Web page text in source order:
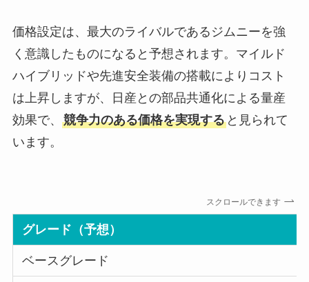
価格設定は、最大のライバルであるジムニーを強
く意識したものになると予想されます。マイルド
ハイブリッドや先進安全装備の搭載によりコスト
は上昇しますが、日産との部品共通化による量産
効果で、 競争力のある価格を実現すると見られて
います。
スクロールできます
グレード（予想）
ベースグレード